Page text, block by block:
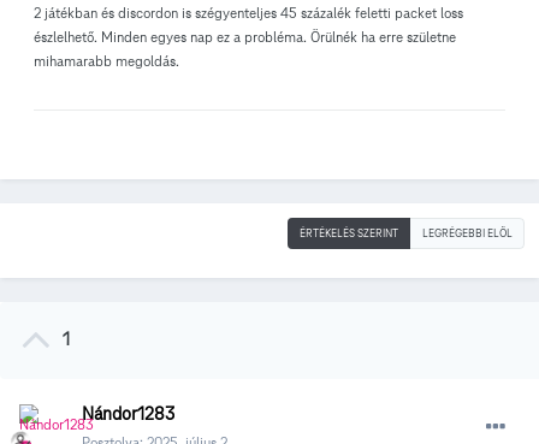
2 játékban és discordon is szégyenteljes 45 százalék feletti packet loss
észlelhető. Minden egyes nap ez a probléma. Örülnék ha erre születne
mihamarabb megoldás.
ÉRTÉKELÉS SZERINT LEGRÉGEBBI ELÖL
1
Nándor1283